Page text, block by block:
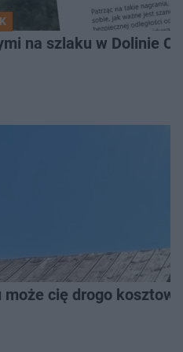
na szlaku w Dolinie
cię drogo